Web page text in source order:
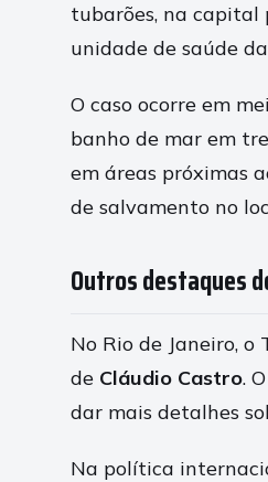
tubarões, na capital
unidade de saúde
O caso ocorre em
banho de mar em
em áreas próximas
de salvamento no
Outros destaques
No Rio de Janeiro,
de Cláudio Castro.
dar mais detalhes
Na política